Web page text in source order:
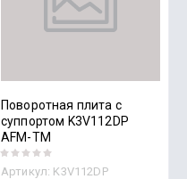
Поворотная плита с
суппортом K3V112DP
AFM-TM
Артикул: K3V112DP